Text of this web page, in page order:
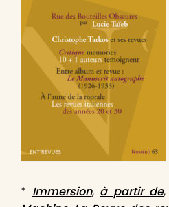
* Immersion, à partir de,